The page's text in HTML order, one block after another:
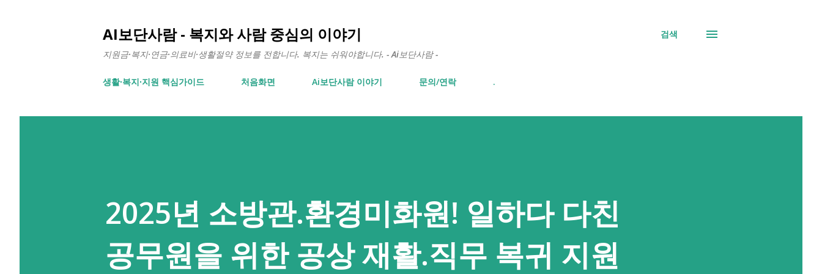
AI보단사람 - 복지와 사람 중심의 이야기
지원금·복지·연금·의료비·생활절약 정보를 전합니다. 복지는 쉬워야합니다. - Ai보단사람 -
검색
생활∙복지∙지원 핵심가이드 처음화면 Ai보단사람 이야기 문의/연락 .
2025년 소방관.환경미화원! 일하다 다친
공무원을 위한 공상 재활.직무 복귀 지원